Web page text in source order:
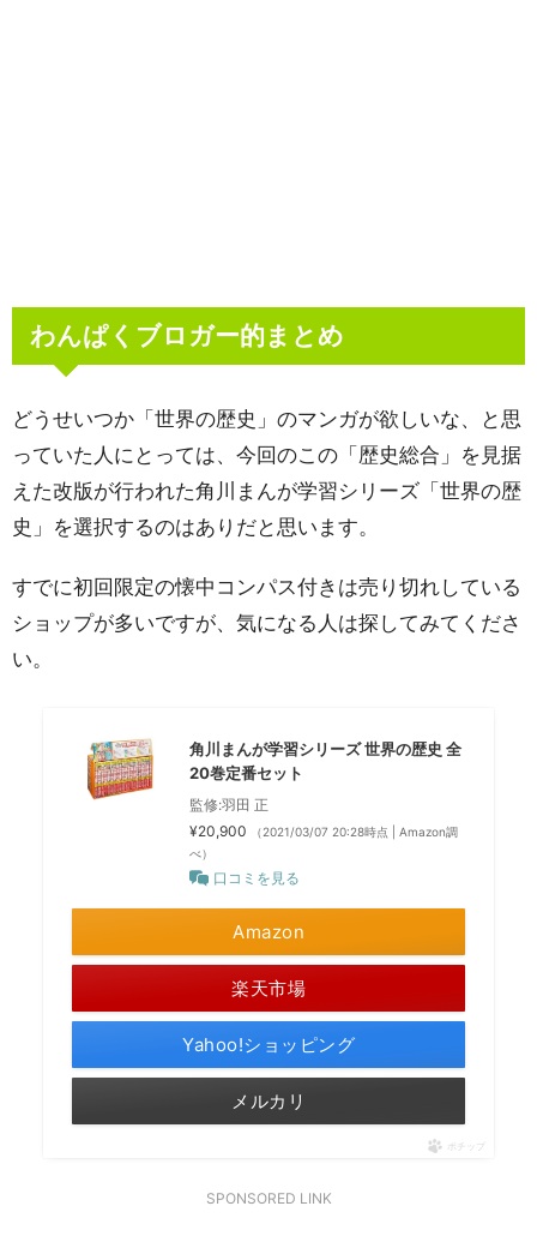
わんぱくブロガー的まとめ
どうせいつか「世界の歴史」のマンガが欲しいな、と思
っていた人にとっては、今回のこの「歴史総合」を見据
えた改版が行われた角川まんが学習シリーズ「世界の歴
史」を選択するのはありだと思います。
すでに初回限定の懐中コンパス付きは売り切れしている
ショップが多いですが、気になる人は探してみてくださ
い。
角川まんが学習シリーズ 世界の歴史 全
20巻定番セット
監修:羽田 正
¥20,900
（2021/03/07 20:28時点 | Amazon調
べ）
口コミを見る
Amazon
楽天市場
Yahoo!ショッピング
メルカリ
ポチップ
SPONSORED LINK